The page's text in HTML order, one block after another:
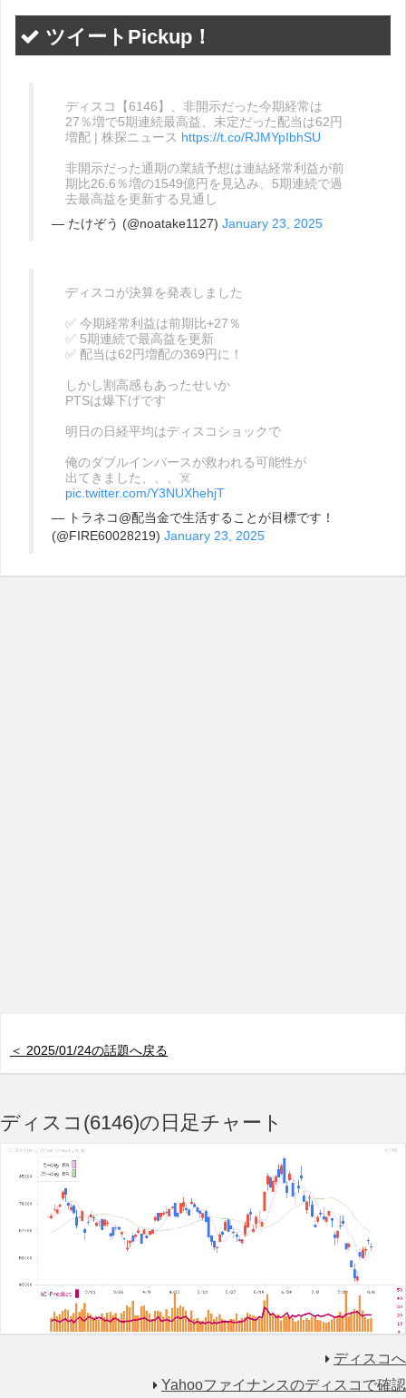
ツイートPickup！
ディスコ【6146】、非開示だった今期経常は
27％増で5期連続最高益、未定だった配当は62円
増配 | 株探ニュース https://t.co/RJMYpIbhSU
非開示だった通期の業績予想は連結経常利益が前
期比26.6％増の1549億円を見込み、5期連続で過
去最高益を更新する見通し
— たけぞう (@noatake1127) January 23, 2025
ディスコが決算を発表しました
✅ 今期経常利益は前期比+27％
✅ 5期連続で最高益を更新
✅ 配当は62円増配の369円に！
しかし割高感もあったせいか
PTSは爆下げです
明日の日経平均はディスコショックで
俺のダブルインバースが救われる可能性が
出てきました、、、☠️
pic.twitter.com/Y3NUXhehjT
— トラネコ@配当金で生活することが目標です！
(@FIRE60028219) January 23, 2025
＜ 2025/01/24の話題へ戻る
ディスコ(6146)の日足チャート
ディスコへ
Yahooファイナンスのディスコで確認